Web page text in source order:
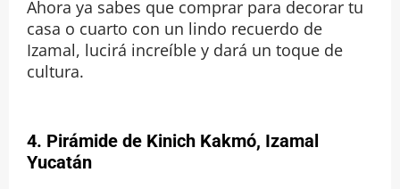
Ahora ya sabes que comprar para decorar tu
casa o cuarto con un lindo recuerdo de
Izamal, lucirá increíble y dará un toque de
cultura.
4. Pirámide de Kinich Kakmó, Izamal
Yucatán